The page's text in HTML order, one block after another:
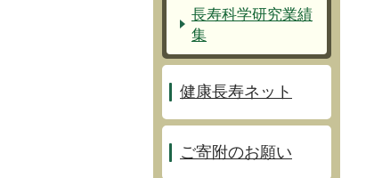
長寿科学研究業績
集
健康長寿ネット
ご寄附のお願い